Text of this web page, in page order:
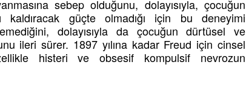
sebep olduğunu, dolayısıyla, çocuğun
kaldıracak güçte olmadığı için bu deneyimi
dolayısıyla da çocuğun dürtüsel ve
ileri sürer. 1897 yılına kadar Freud için cinsel
histeri ve obsesif kompulsif nevrozun